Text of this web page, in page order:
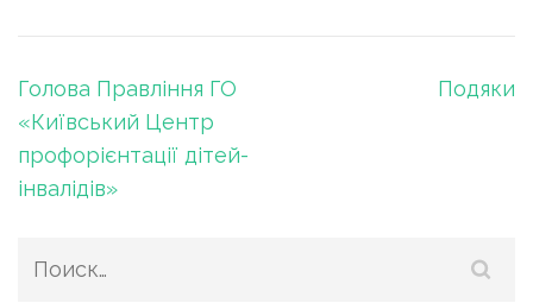
Навигация
по
записям
Голова Правління ГО
«Київський Центр
профорієнтації дітей-
інвалідів»
Подяки
Найти: